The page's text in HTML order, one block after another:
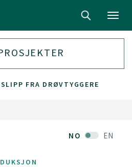
FRA DRØVTYGGERE
NO EN